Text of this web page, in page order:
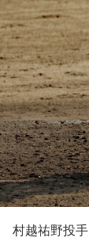
村越祐野投手